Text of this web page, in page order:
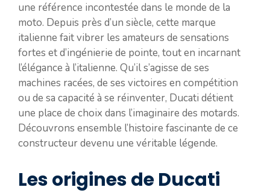
une référence incontestée dans le monde de la
moto. Depuis près d’un siècle, cette marque
italienne fait vibrer les amateurs de sensations
fortes et d’ingénierie de pointe, tout en incarnant
l’élégance à l’italienne. Qu’il s’agisse de ses
machines racées, de ses victoires en compétition
ou de sa capacité à se réinventer, Ducati détient
une place de choix dans l’imaginaire des motards.
Découvrons ensemble l’histoire fascinante de ce
constructeur devenu une véritable légende.
Les origines de Ducati